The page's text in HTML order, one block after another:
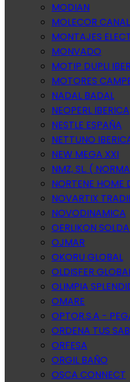
MODIAN
MOLECOR
MONTAJES
MONVADO
MOTIP DUPLI
MOTORES
NADAL BADAL
NEOPERL IBERICA
NESTLE ESPAÑA
NETTUNO
NEW MEGA XXI
NMZ, SL. (
NORTENE HOME
NOVARTIX
NOVODINAMICA
OERLIKON
OJMAR
OKORU GLOBAL
OLDISFER
OLIMPIA
OMARE
OPTOR.S.A -
ORDENA TUS
ORFESA
ORGIL BAÑO
OSCA CONNECT